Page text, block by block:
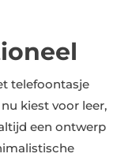
telefoontasje
kiest voor leer,
een ontwerp